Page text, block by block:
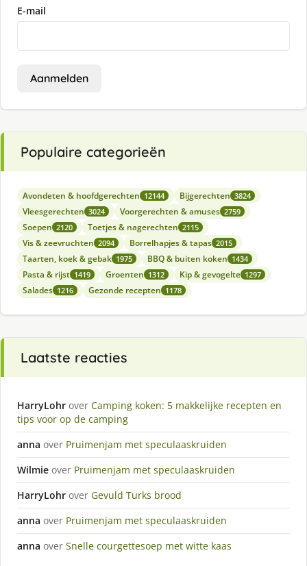
E-mail
Aanmelden
Populaire categorieën
Avondeten & hoofdgerechten 12144 Bijgerechten 3824
Vleesgerechten 3024 Voorgerechten & amuses 2759
Soepen 2120 Toetjes & nagerechten 2115
Vis & zeevruchten 2094 Borrelhapjes & tapas 2015
Taarten, koek & gebak 1975 BBQ & buiten koken 1434
Pasta & rijst 1419 Groenten 1312 Kip & gevogelte 1297
Salades 1216 Gezonde recepten 1178
Laatste reacties
HarryLohr over Camping koken: 5 makkelijke recepten en
tips voor op de camping
anna over Pruimenjam met speculaaskruiden
Wilmie over Pruimenjam met speculaaskruiden
HarryLohr over Gevuld Turks brood
anna over Pruimenjam met speculaaskruiden
anna over Snelle courgettesoep met witte kaas